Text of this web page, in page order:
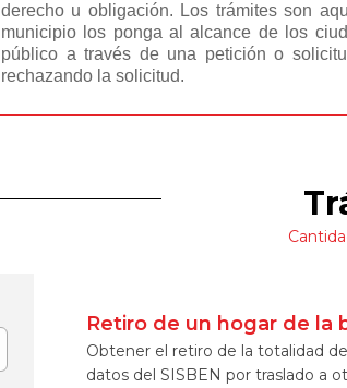
derecho u obligación. Los trámites son
municipio los ponga al alcance de los
público a través de una petición o
rechazando la solicitud.
Retiro de un hogar de la
​Obtener el retiro de la totalidad
datos del SISBEN por traslado a